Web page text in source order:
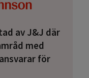
av J&J där
med
för